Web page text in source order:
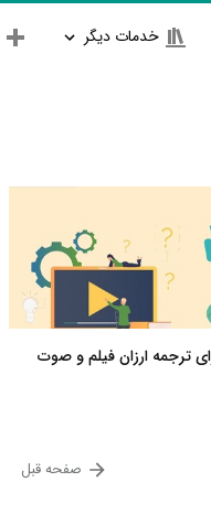
خدمات دیگر
صفحه قبل